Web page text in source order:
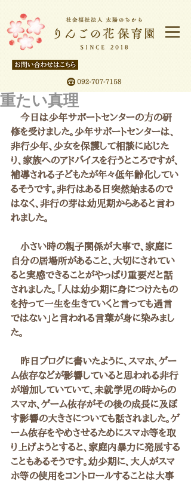
重たい真理
今日は少年サポートセンターの方の研
修を受けました。少年サポートセンターは、
非行少年、少女を保護して相談に応じた
り、家族へのアドバイスを行うところですが、
補導される子どもたが年々低年齢化してい
るそうです。非行はある日突然始まるので
はなく、非行の芽は幼児期からあると言わ
れました。
小さい時の親子関係が大事で、家庭に
自分の居場所があること、大切にされてい
ると実感できることがやっぱり重要だと話
されました。「人は幼少期に身につけたもの
を持って一生を生きていくと言っても過言
ではない」と言われる言葉が身に染みまし
た。
昨日ブログに書いたように、スマホ、ゲー
ム依存などが影響していると思われる非行
が増加していていて、未就学児の時からの
スマホ、ゲーム依存がその後の成長に及ぼ
す影響の大きさについても話されました。ゲ
ーム依存をやめさせるためにスマホ等を取
り上げようとすると、家庭内暴力に発展する
こともあるそうです。幼少期に、大人がスマ
ホ等の使用をコントロールすることは大事